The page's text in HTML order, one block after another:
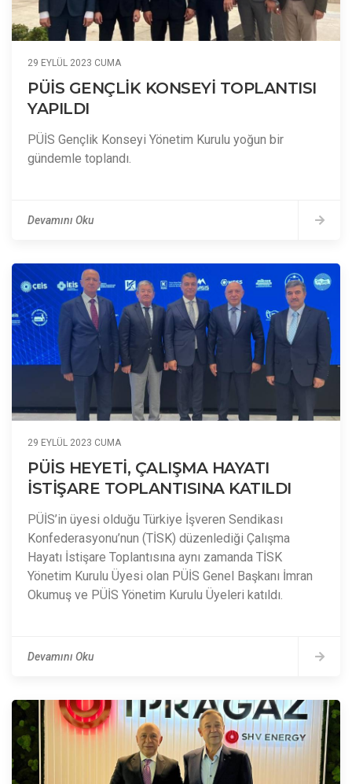
29 EYLÜL 2023 CUMA
PÜİS GENÇLİK KONSEYİ TOPLANTISI
YAPILDI
PÜİS Gençlik Konseyi Yönetim Kurulu yoğun bir
gündemle toplandı.
Devamını Oku
29 EYLÜL 2023 CUMA
PÜİS HEYETİ, ÇALIŞMA HAYATI
İSTİŞARE TOPLANTISINA KATILDI
PÜİS’in üyesi olduğu Türkiye İşveren Sendikası
Konfederasyonu’nun (TİSK) düzenlediği Çalışma
Hayatı İstişare Toplantısına aynı zamanda TİSK
Yönetim Kurulu Üyesi olan PÜİS Genel Başkanı İmran
Okumuş ve PÜİS Yönetim Kurulu Üyeleri katıldı.
Devamını Oku